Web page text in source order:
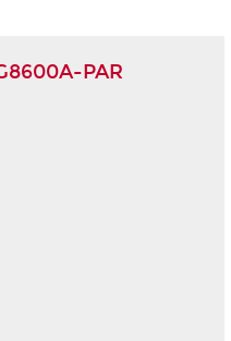
PAR